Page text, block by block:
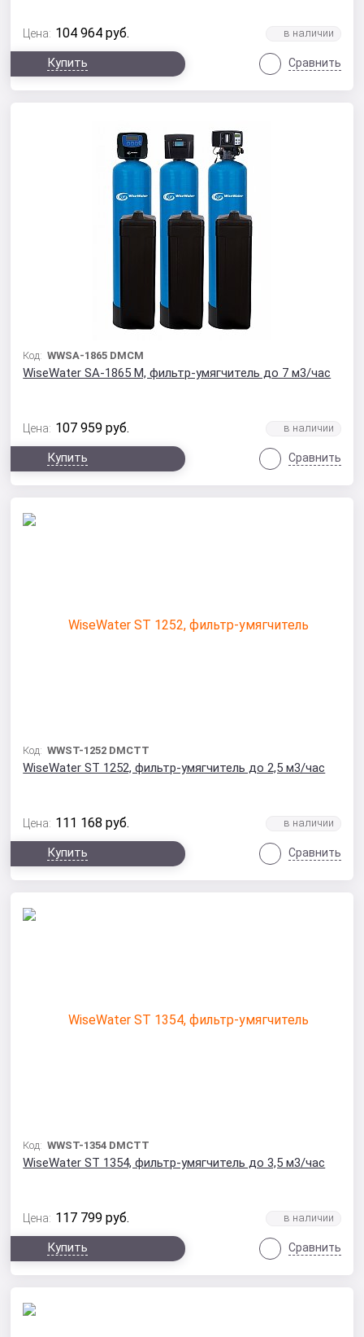
Цена: 104 964 руб.
Купить Сравнить
Код:WWSA-1865 DMCM
WiseWater SA-1865 M, фильтр-умягчитель до 7 м3/час
Цена: 107 959 руб.
Купить Сравнить
Код:WWST-1252 DMCTT
WiseWater ST 1252, фильтр-умягчитель до 2,5 м3/час
Цена: 111 168 руб.
Купить Сравнить
Код:WWST-1354 DMCTT
WiseWater ST 1354, фильтр-умягчитель до 3,5 м3/час
Цена: 117 799 руб.
Купить Сравнить